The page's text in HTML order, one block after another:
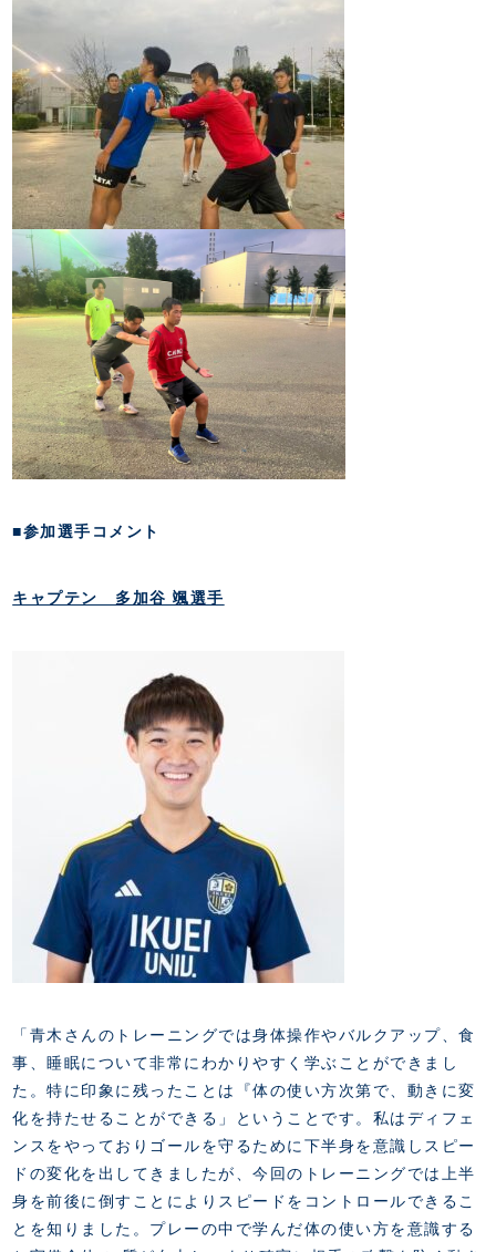
■参加選手コメント
キャプテン 多加谷 颯選手
「青木さんのトレーニングでは身体操作やバルクアップ、食
事、睡眠について非常にわかりやすく学ぶことができまし
た。特に印象に残ったことは『体の使い方次第で、動きに変
化を持たせることができる」ということです。私はディフェ
ンスをやっておりゴールを守るために下半身を意識しスピー
ドの変化を出してきましたが、今回のトレーニングでは上半
身を前後に倒すことによりスピードをコントロールできるこ
とを知りました。プレーの中で学んだ体の使い方を意識する